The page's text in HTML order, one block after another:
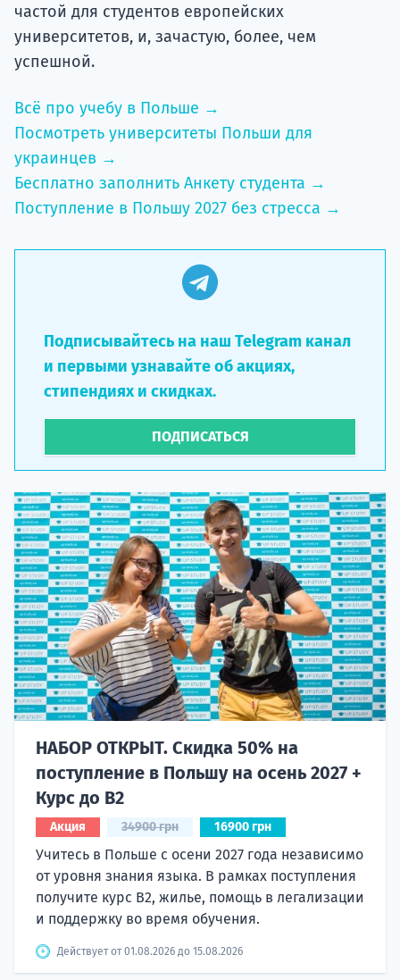
частой для студентов европейских
университетов, и, зачастую, более, чем
успешной.
Всё про учебу в Польше →
Посмотреть университеты Польши для
украинцев →
Бесплатно заполнить Анкету студента →
Поступление в Польшу 2027 без стресса →
Подписывайтесь на наш Telegram канал
и первыми узнавайте об акциях,
стипендиях и скидках.
ПОДПИСАТЬСЯ
НАБОР ОТКРЫТ. Скидка 50% на
поступление в Польшу на осень 2027 +
Курс до B2
Акция 34900 грн 16900 грн
Учитесь в Польше с осени 2027 года независимо
от уровня знания языка. В рамках поступления
получите курс B2, жилье, помощь в легализации
и поддержку во время обучения.
Действует от 01.08.2026 до 15.08.2026